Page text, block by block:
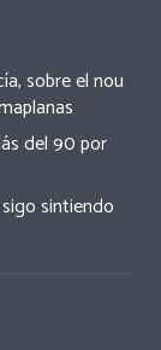
sobre el nou
del 90 por
sintiendo